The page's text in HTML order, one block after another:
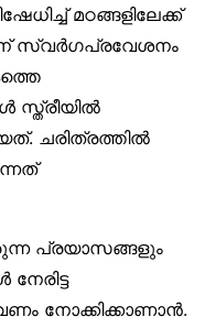
മഠങ്ങളിലേക്ക്
സ്വർഗപ്രവേശനം
സ്ത്രീയിൽ
ചരിത്രത്തിൽ
പ്രയാസങ്ങളും
നോക്കിക്കാണാൻ.